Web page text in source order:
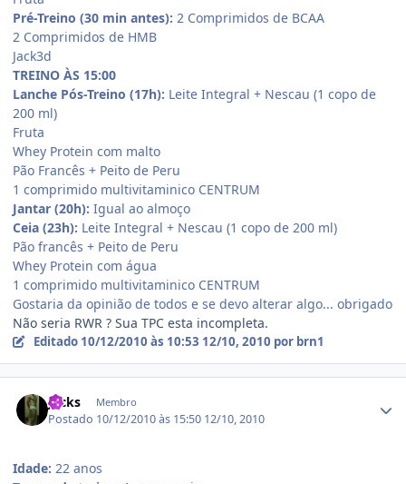
Pré-Treino (30 min antes): 2 Comprimidos de BCAA
2 Comprimidos de HMB
Jack3d
TREINO ÀS 15:00
Lanche Pós-Treino (17h): Leite Integral + Nescau (1 copo de
200 ml)
Fruta
Whey Protein com malto
Pão Francês + Peito de Peru
1 comprimido multivitaminico CENTRUM
Jantar (20h): Igual ao almoço
Ceia (23h): Leite Integral + Nescau (1 copo de 200 ml)
Pão francês + Peito de Peru
Whey Protein com água
1 comprimido multivitaminico CENTRUM
Gostaria da opinião de todos e se devo alterar algo... obrigado
Não seria RWR ? Sua TPC esta incompleta.
Editado 10/12/2010 às 10:53 12/10, 2010 por brn1
Jacks Membro
Postado 10/12/2010 às 15:50 12/10, 2010
Idade: 22 anos